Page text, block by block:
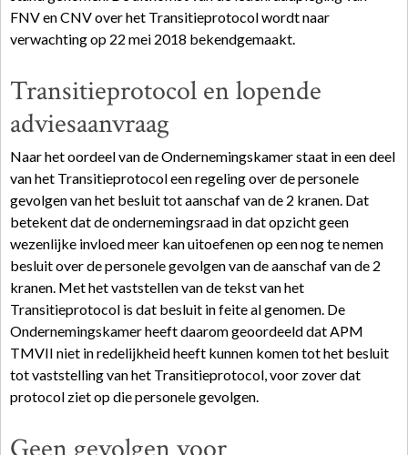
FNV en CNV over het Transitieprotocol wordt naar
verwachting op 22 mei 2018 bekendgemaakt.
Transitieprotocol en lopende
adviesaanvraag
Naar het oordeel van de Ondernemingskamer staat in een deel
van het Transitieprotocol een regeling over de personele
gevolgen van het besluit tot aanschaf van de 2 kranen. Dat
betekent dat de ondernemingsraad in dat opzicht geen
wezenlijke invloed meer kan uitoefenen op een nog te nemen
besluit over de personele gevolgen van de aanschaf van de 2
kranen. Met het vaststellen van de tekst van het
Transitieprotocol is dat besluit in feite al genomen. De
Ondernemingskamer heeft daarom geoordeeld dat APM
TMVII niet in redelijkheid heeft kunnen komen tot het besluit
tot vaststelling van het Transitieprotocol, voor zover dat
protocol ziet op die personele gevolgen.